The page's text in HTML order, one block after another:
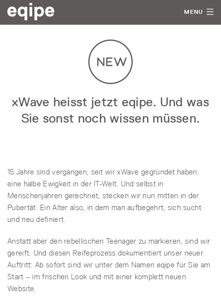
MENU
xWave heisst jetzt eqipe. Und was
Sie sonst noch wissen müssen.
15 Jahre sind vergangen, seit wir xWave gegründet haben:
eine halbe Ewigkeit in der IT-Welt. Und selbst in
Menschenjahren gerechnet, stecken wir nun mitten in der
Pubertät. Ein Alter also, in dem man aufbegehrt, sich sucht
und neu definiert.
Anstatt aber den rebellischen Teenager zu markieren, sind wir
gereift. Und diesen Reifeprozess dokumentiert unser neuer
Auftritt: Ab sofort sind wir unter dem Namen eqipe für Sie am
Start – im frischen Look und mit einer komplett neuen
Website.